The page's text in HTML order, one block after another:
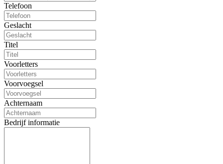
Telefoon
Geslacht
Titel
Voorletters
Voorvoegsel
Achternaam
Bedrijf informatie